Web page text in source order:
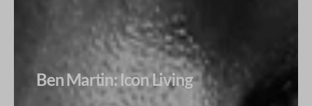
Ben Martin: Icon Living